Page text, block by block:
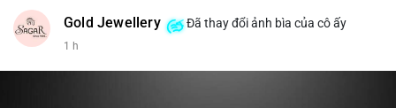
Gold Jewellery Đã thay đổi ảnh bìa của cô ấy
1 h